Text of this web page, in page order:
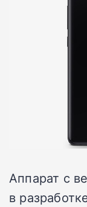
Аппарат с
в